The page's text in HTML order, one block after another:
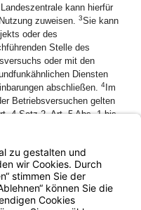
Landeszentrale kann hierfür
zuweisen. 3Sie kann
oder des
Stelle des
oder mit den
Diensten
abschließen. 4 Im
Betriebsversuchen gelten
4 Satz 2, Art. 5 Abs. 1 bis
Abs. 1 und 29 Abs. 1 Satz
für Telemedien die
und des Digitale-